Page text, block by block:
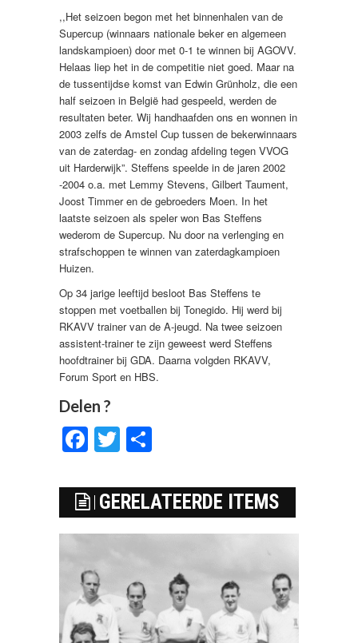
,,Het seizoen begon met het binnenhalen van de
Supercup (winnaars nationale beker en algemeen
landskampioen) door met 0-1 te winnen bij AGOVV.
Helaas liep het in de competitie niet goed. Maar na
de tussentijdse komst van Edwin Grünholz, die een
half seizoen in België had gespeeld, werden de
resultaten beter. Wij handhaafden ons en wonnen in
2003 zelfs de Amstel Cup tussen de bekerwinnaars
van de zaterdag- en zondag afdeling tegen VVOG
uit Harderwijk”. Steffens speelde in de jaren 2002
-2004 o.a. met Lemmy Stevens, Gilbert Taument,
Joost Timmer en de gebroeders Moen. In het
laatste seizoen als speler won Bas Steffens
wederom de Supercup. Nu door na verlenging en
strafschoppen te winnen van zaterdagkampioen
Huizen.
Op 34 jarige leeftijd besloot Bas Steffens te
stoppen met voetballen bij Tonegido. Hij werd bij
RKAVV trainer van de A-jeugd. Na twee seizoen
assistent-trainer te zijn geweest werd Steffens
hoofdtrainer bij GDA. Daarna volgden RKAVV,
Forum Sport en HBS.
Delen ?
Facebook
Twitter
GERELATEERDE ITEMS